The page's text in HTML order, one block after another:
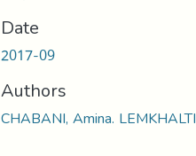
Date
2017-09
Authors
CHABANI, Amina.